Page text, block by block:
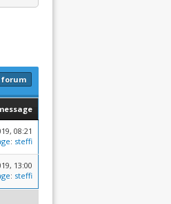
forum
08:21
: steffi
13:00
: steffi